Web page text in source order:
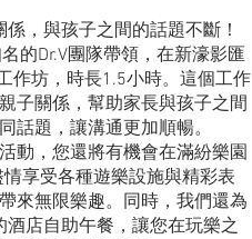
，與孩子之間的話題不斷！
的Dr.V團隊帶領，在新濠影匯
作坊，時長1.5小時。這個工作
子關係，幫助家長與孩子之間
話題，讓溝通更加順暢。
動，您還將有機會在滿紛樂園
享受各種遊樂設施與精彩表
來無限樂趣。同時，我們還為
酒店自助午餐，讓您在玩樂之